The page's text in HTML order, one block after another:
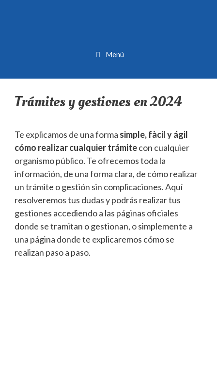
Menú
Trámites y gestiones en 2024
Te explicamos de una forma simple, fàcil y ágil
cómo realizar cualquier trámitecon cualquier
organismo público. Te ofrecemos toda la
información, de una forma clara, de cómo realizar
un trámite o gestión sin complicaciones. Aquí
resolveremos tus dudas y podrás realizar tus
gestiones accediendo a las páginas oficiales
donde se tramitan o gestionan, o simplemente a
una página donde te explicaremos cómo se
realizan paso a paso.